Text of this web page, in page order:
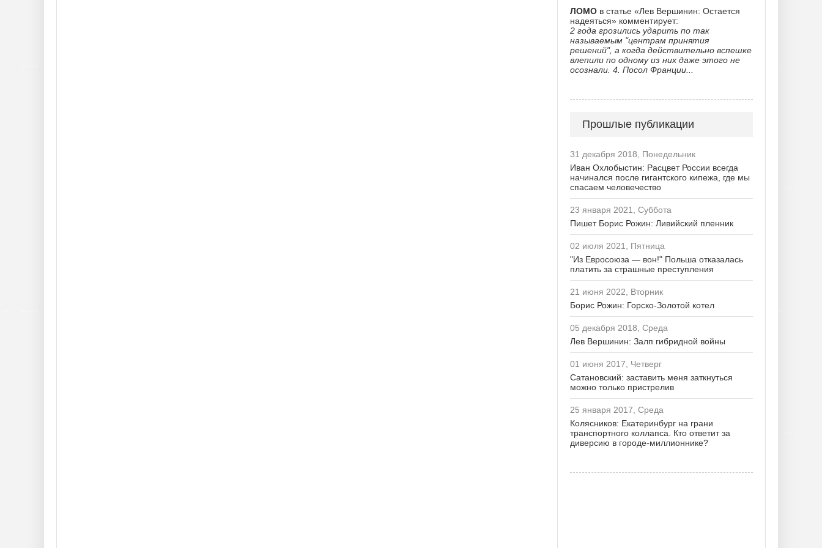
ЛОМО в статье «Лев Вершинин: Остается
надеяться» комментирует:
2 года грозились ударить по так
называемым "центрам принятия
решений", а когда действительно вспешке
влепили по одному из них даже этого не
осознали. 4. Посол Франции...
Прошлые публикации
31 декабря 2018, Понедельник
Иван Охлобыстин: Расцвет России всегда
начинался после гигантского кипежа, где мы
спасаем человечество
23 января 2021, Суббота
Пишет Борис Рожин: Ливийский пленник
02 июля 2021, Пятница
"Из Евросоюза — вон!" Польша отказалась
платить за страшные преступления
21 июня 2022, Вторник
Борис Рожин: Горско-Золотой котел
05 декабря 2018, Среда
Лев Вершинин: Залп гибридной войны
01 июня 2017, Четверг
Сатановский: заставить меня заткнуться
можно только пристрелив
25 января 2017, Среда
Колясников: Екатеринбург на грани
транспортного коллапса. Кто ответит за
диверсию в городе-миллионнике?